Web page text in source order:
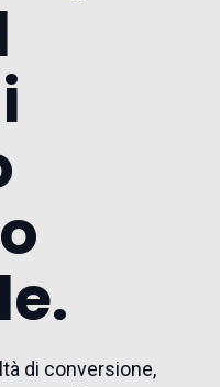
di conversione,